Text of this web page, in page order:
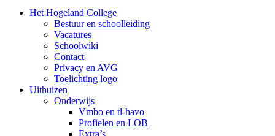
Het Hogeland College
Bestuur en schoolleiding
Vacatures
Schoolwiki
Contact
Privacy en AVG
Toelichting logo
Uithuizen
Onderwijs
Vmbo en tl-havo
Profielen en LOB
Extra’s